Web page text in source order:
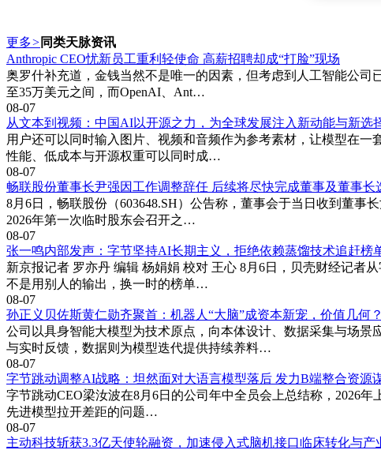
更多> 同类天脉资讯
Anthropic CEO忧新员工重利轻使命 高薪招聘却成“打脸”现场
奥罗什补充道，金钱当然不是唯一的因素，但考虑到人工智能公
至35万美元之间，而OpenAI、Ant…
08-07
从文本到视频：中国AI以开源之力，为全球发展注入新动能与新选
用户还可以同时输入图片、视频和音频作为参考素材，让模型在
性能、低成本与开源权重可以同时成…
08-07
畅联股份董事长尹强因工作调整辞任 后续将尽快完成董事及董事长
8月6日，畅联股份（603648.SH）公告称，董事会于当日收到董
2026年第一次临时股东会召开之…
08-07
张一鸣内部发声：字节坚持AI长期主义，拒绝依赖蒸馏技术追赶榜
新京报记者 罗亦丹 编辑 杨娟娟 校对 王心 8月6日，贝壳财经记者
不是用别人的输出，换一时的榜单…
08-07
孙正义贝佐斯黄仁勋齐聚首：机器人“大脑”成资本新宠，价值几何？
公司以具身智能大模型为技术原点，向本体设计、数据采集与场
与实时反馈，数据则为模型迭代提供持续养料…
08-07
字节跳动调整AI战略：坦然面对大语言模型落后 发力B端整合资源
字节跳动CEO梁汝波在8月6日的公司年中全员会上总结称，2026
先进模型拉开差距的问题…
08-07
主动科技斩获3.3亿天使轮融资，加速侵入式脑机接口临床转化与产